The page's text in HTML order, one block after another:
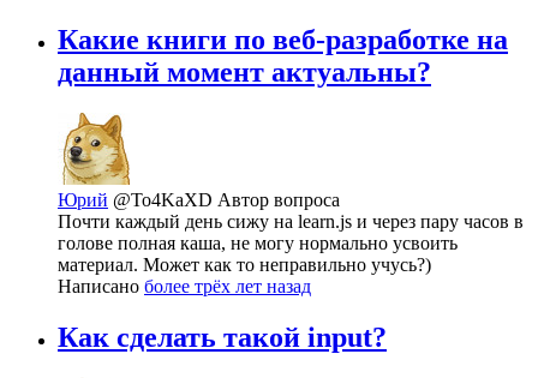
Какие книги по веб-разработке на
данный момент актуальны?
Юрий @To4KaXD Автор вопроса
Почти каждый день сижу на learn.js и через пару часов в
голове полная каша, не могу нормально усвоить
материал. Может как то неправильно учусь?)
Написано более трёх лет назад
Как сделать такой input?